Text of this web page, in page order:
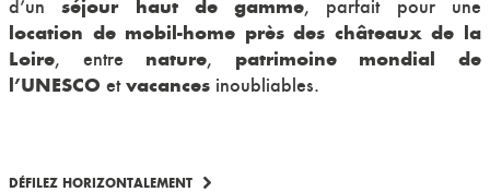
d’unséjour haut de gamme, parfait pour une
location de mobil-home près des châteaux de la
Loire, entre nature, patrimoine mondial de
l’UNESCO etvacances inoubliables.
DÉFILEZ HORIZONTALEMENT